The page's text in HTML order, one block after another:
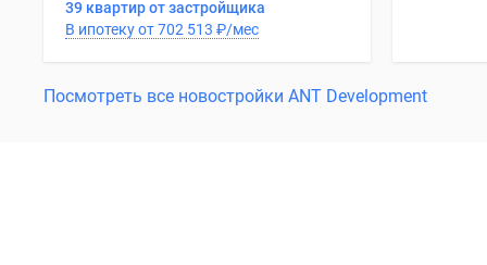
39 квартир от застройщика
В ипотеку от 702 513 ₽/мес
Посмотреть все новостройки ANT Development